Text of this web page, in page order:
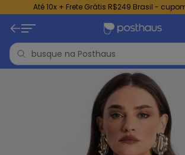
Até 10x + Frete Grátis R$249 Brasil - cupom